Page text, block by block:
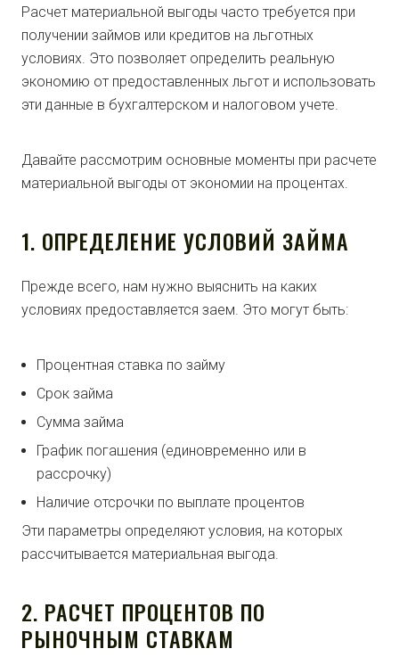
Расчет материальной выгоды часто требуется при
получении займов или кредитов на льготных
условиях. Это позволяет определить реальную
экономию от предоставленных льгот и использовать
эти данные в бухгалтерском и налоговом учете.
Давайте рассмотрим основные моменты при расчете
материальной выгоды от экономии на процентах.
1. ОПРЕДЕЛЕНИЕ УСЛОВИЙ ЗАЙМА
Прежде всего, нам нужно выяснить на каких
условиях предоставляется заем. Это могут быть:
Процентная ставка по займу
Срок займа
Сумма займа
График погашения (единовременно или в
рассрочку)
Наличие отсрочки по выплате процентов
Эти параметры определяют условия, на которых
рассчитывается материальная выгода.
2. РАСЧЕТ ПРОЦЕНТОВ ПО
РЫНОЧНЫМ СТАВКАМ